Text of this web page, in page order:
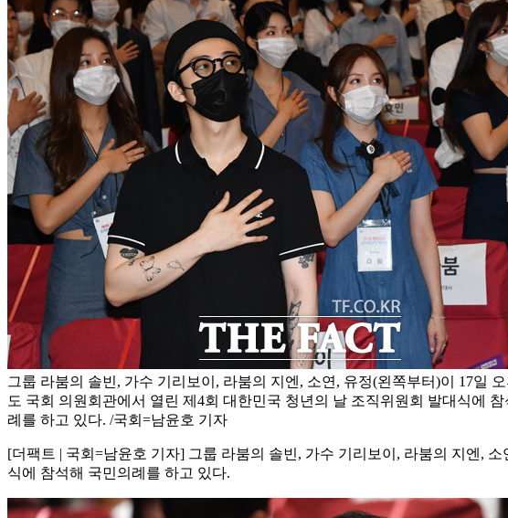
그룹 라붐의 솔빈, 가수 기리보이, 라붐의 지엔, 소연, 유정(왼쪽부터)이 17일 오
도 국회 의원회관에서 열린 제4회 대한민국 청년의 날 조직위원회 발대식에 참
례를 하고 있다. /국회=남윤호 기자
[더팩트 | 국회=남윤호 기자] 그룹 라붐의 솔빈, 가수 기리보이, 라붐의 지엔,
식에 참석해 국민의례를 하고 있다.